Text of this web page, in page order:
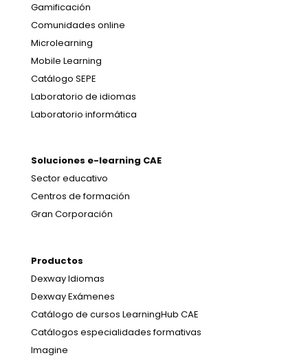
Gamificación
Comunidades online
Microlearning
Mobile Learning
Catálogo SEPE
Laboratorio de idiomas
Laboratorio informática
Soluciones e-learning CAE
Sector educativo
Centros de formación
Gran Corporación
Productos
Dexway Idiomas
Dexway Exámenes
Catálogo de cursos LearningHub CAE
Catálogos especialidades formativas
Imagine